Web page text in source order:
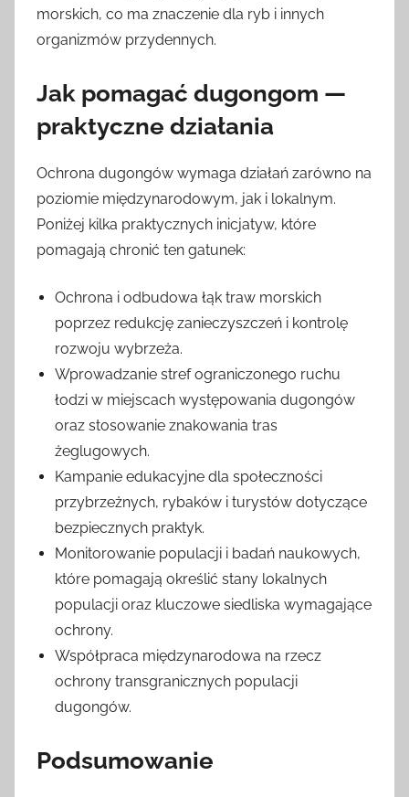
morskich, co ma znaczenie dla ryb i innych
organizmów przydennych.
Jak pomagać dugongom —
praktyczne działania
Ochrona dugongów wymaga działań zarówno na
poziomie międzynarodowym, jak i lokalnym.
Poniżej kilka praktycznych inicjatyw, które
pomagają chronić ten gatunek:
Ochrona i odbudowa łąk traw morskich
poprzez redukcję zanieczyszczeń i kontrolę
rozwoju wybrzeża.
Wprowadzanie stref ograniczonego ruchu
łodzi w miejscach występowania dugongów
oraz stosowanie znakowania tras
żeglugowych.
Kampanie edukacyjne dla społeczności
przybrzeżnych, rybaków i turystów dotyczące
bezpiecznych praktyk.
Monitorowanie populacji i badań naukowych,
które pomagają określić stany lokalnych
populacji oraz kluczowe siedliska wymagające
ochrony.
Współpraca międzynarodowa na rzecz
ochrony transgranicznych populacji
dugongów.
Podsumowanie